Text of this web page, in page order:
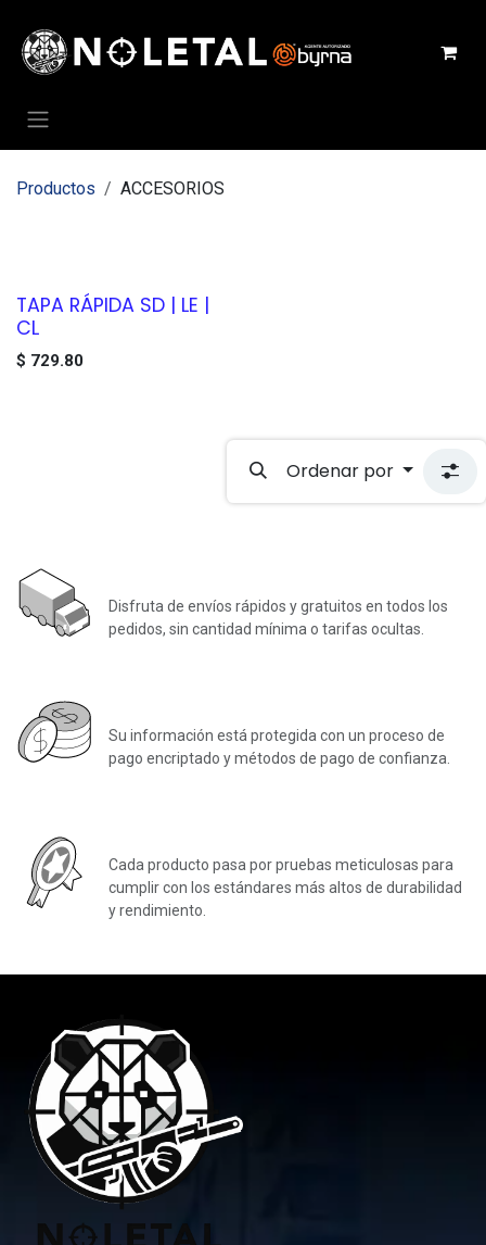
Productos ACCESORIOS
TAPA RÁPIDA SD | LE |
CL
$ 729.80
Ordenar por
Disfruta de envíos rápidos y gratuitos en todos los
pedidos, sin cantidad mínima o tarifas ocultas.
Su información está protegida con un proceso de
pago encriptado y métodos de pago de confianza.
Cada producto pasa por pruebas meticulosas para
cumplir con los estándares más altos de durabilidad
y rendimiento.